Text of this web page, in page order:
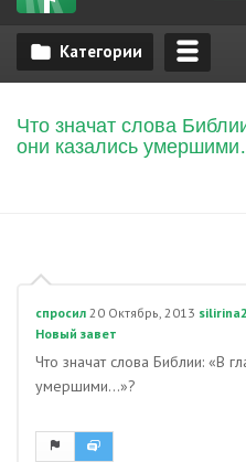
Что значат слова
они казались
спросил 20 Октябрь, 2013
Новый завет
Что значат слова Библии: «В
умершими…»?